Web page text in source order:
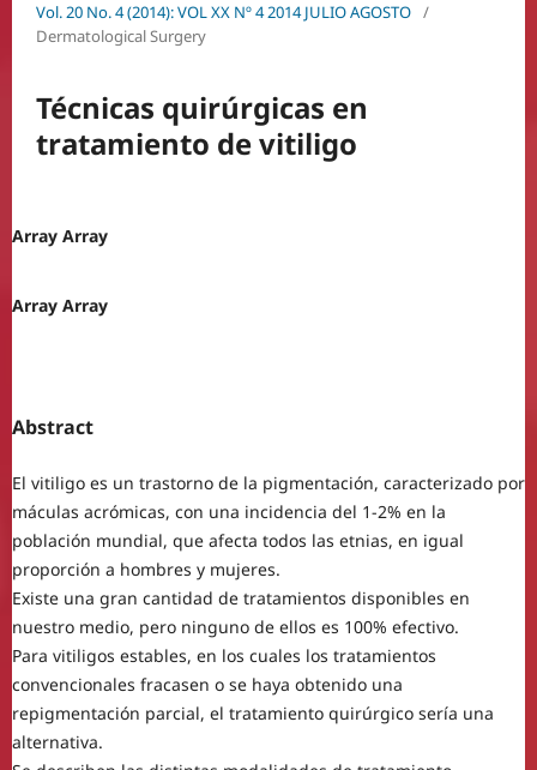
Vol. 20 No. 4 (2014): VOL XX Nº 4 2014 JULIO AGOSTO /
Dermatological Surgery
Técnicas quirúrgicas en
tratamiento de vitiligo
Array Array
Array Array
Abstract
El vitiligo es un trastorno de la pigmentación, caracterizado por
máculas acrómicas, con una incidencia del 1-2% en la
población mundial, que afecta todos las etnias, en igual
proporción a hombres y mujeres.
Existe una gran cantidad de tratamientos disponibles en
nuestro medio, pero ninguno de ellos es 100% efectivo.
Para vitiligos estables, en los cuales los tratamientos
convencionales fracasen o se haya obtenido una
repigmentación parcial, el tratamiento quirúrgico sería una
alternativa.